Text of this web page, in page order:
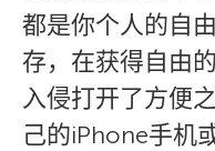
都是你个人的自
存，在获得自由
入侵打开了方便
己的iPhone手机